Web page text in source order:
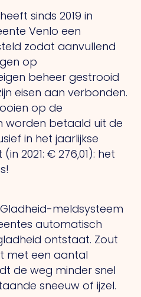
sinds 2019 in
Venlo een
zodat aanvullend
op
beheer gestrooid
eisen aan verbonden.
op de
worden betaald uit de
in het jaarlijkse
2021: € 276,01): het
meldsysteem
automatisch
ontstaat. Zout
met een aantal
de weg minder snel
sneeuw of ijzel.